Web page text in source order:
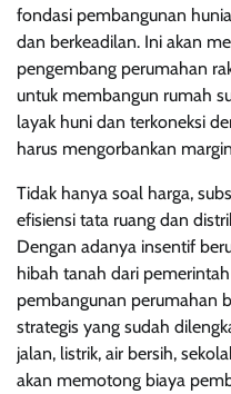
fondasi pembangunan
dan berkeadilan. Ini akan
pengembang perumahan
untuk membangun rumah
layak huni dan terkoneksi
harus mengorbankan
Tidak hanya soal harga,
efisiensi tata ruang dan
Dengan adanya insentif
hibah tanah dari
pembangunan perumahan
strategis yang sudah
jalan, listrik, air bersih,
akan memotong biaya